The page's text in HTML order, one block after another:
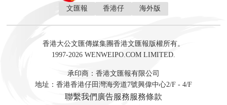
灣區人
財經 地產 投資 財評 數字經濟
訪談 直播 經湋論
藝術 文學
文匯報 香港仔 海外版
香港大公文匯傳媒集團香港文匯報版權所有。
1997-2026 WENWEIPO.COM LIMITED.
承印商：香港文匯報有限公司
地址：香港香港仔田灣海旁道7號興偉中心2/F - 4/F
聯繫我們 廣告服務服務條款